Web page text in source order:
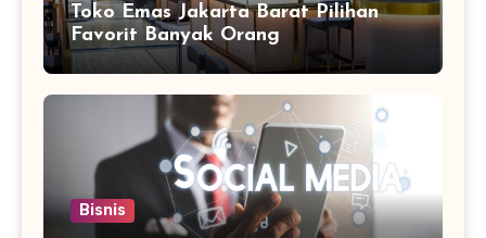
Toko Emas Jakarta Barat Pilihan
Favorit Banyak Orang
Bisnis